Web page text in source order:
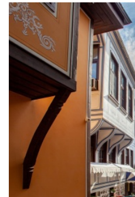
Bulgarien für
Begegnung mit